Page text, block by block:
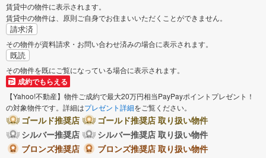
賃貸中の物件に表示されます。
賃貸中の物件は、原則ご自身でお住まいいただくことができません。
請求済
その物件が資料請求・お問い合わせ済みの場合に表示されます。
既読
その物件を既にご覧になっている場合に表示されます。
成約でもらえる
【Yahoo!不動産】物件ご成約で最大20万円相当PayPayポイントプレゼント！
の対象物件です。詳細はプレゼント詳細をご覧ください。
ゴールド推奨店
ゴールド推奨店 取り扱い物件
シルバー推奨店
シルバー推奨店 取り扱い物件
ブロンズ推奨店
ブロンズ推奨店 取り扱い物件